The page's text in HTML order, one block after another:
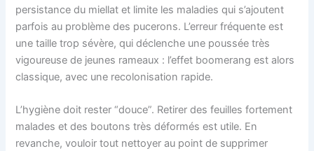
persistance du miellat et limite les maladies qui s’ajoutent
parfois au problème des pucerons. L’erreur fréquente est
une taille trop sévère, qui déclenche une poussée très
vigoureuse de jeunes rameaux : l’effet boomerang est alors
classique, avec une recolonisation rapide.
L’hygiène doit rester “douce”. Retirer des feuilles fortement
malades et des boutons très déformés est utile. En
revanche, vouloir tout nettoyer au point de supprimer